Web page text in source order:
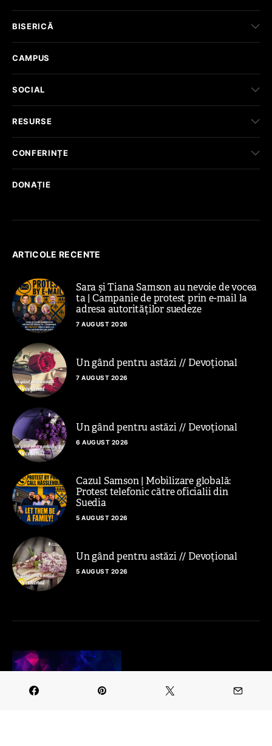
BISERICĂ
CAMPUS
SOCIAL
RESURSE
CONFERINȚE
DONAȚIE
ARTICOLE RECENTE
Sara și Tiana Samson au nevoie de vocea
ta | Campanie de protest prin e-mail la
adresa autorităților suedeze
7 AUGUST 2026
Un gând pentru astăzi // Devoțional
7 AUGUST 2026
Un gând pentru astăzi // Devoțional
6 AUGUST 2026
Cazul Samson | Mobilizare globală:
Protest telefonic către oficialii din
Suedia
5 AUGUST 2026
Un gând pentru astăzi // Devoțional
5 AUGUST 2026